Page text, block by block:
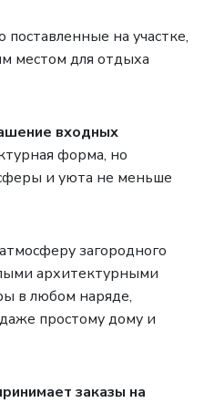
поставленные на участке,
местом для отдыха
входных
форма, но
и уюта не меньше
загородного
архитектурными
в любом наряде,
простому дому и
заказы на